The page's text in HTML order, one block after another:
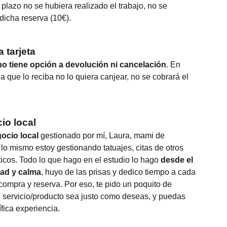
no se hubiera realizado el trabajo, no se
reserva (10€).
tarjeta
tiene opción a devolución ni cancelación. En
que lo reciba no lo quiera canjear, no se cobrará el
local
local gestionado por mí, Laura, mami de
mismo estoy gestionando tatuajes, citas de otros
Todo lo que hago en el estudio lo hago desde el
y calma, huyo de las prisas y dedico tiempo a cada
y reserva. Por eso, te pido un poquito de
producto sea justo como deseas, y puedas
experiencia.